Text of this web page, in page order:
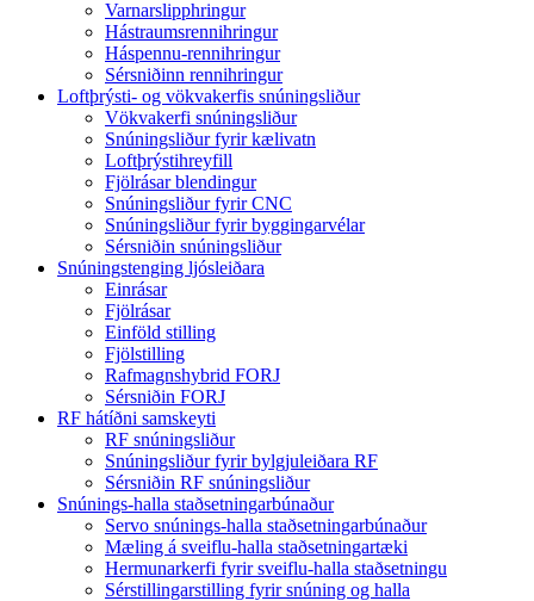
Varnarslipphringur
Hástraumsrennihringur
Háspennu-rennihringur
Sérsniðinn rennihringur
Loftþrýsti- og vökvakerfis snúningsliður
Vökvakerfi snúningsliður
Snúningsliður fyrir kælivatn
Loftþrýstihreyfill
Fjölrásar blendingur
Snúningsliður fyrir CNC
Snúningsliður fyrir byggingarvélar
Sérsniðin snúningsliður
Snúningstenging ljósleiðara
Einrásar
Fjölrásar
Einföld stilling
Fjölstilling
Rafmagnshybrid FORJ
Sérsniðin FORJ
RF hátíðni samskeyti
RF snúningsliður
Snúningsliður fyrir bylgjuleiðara RF
Sérsniðin RF snúningsliður
Snúnings-halla staðsetningarbúnaður
Servo snúnings-halla staðsetningarbúnaður
Mæling á sveiflu-halla staðsetningartæki
Hermunarkerfi fyrir sveiflu-halla staðsetningu
Sérstillingarstilling fyrir snúning og halla